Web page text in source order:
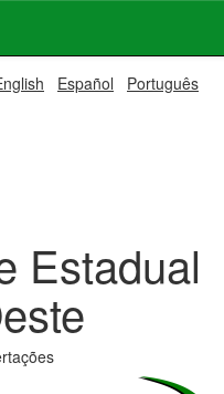
Español Português
Estadual